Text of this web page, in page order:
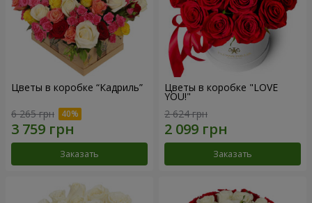
Цветы в коробке “Кадриль”
6 265 грн
Заказать
Цветы в коробке "LOVE
YOU!"
2 624 грн
Заказать